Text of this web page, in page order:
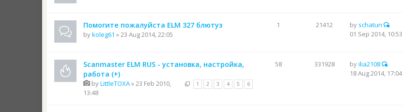
Помогите пожалуйста ELM 327 блютуз
bykoleg61 » 23 Aug 2014, 22:05
1 21412 by schatun
01 Sep 2014, 10:53
Scanmaster ELM RUS - установка, настройка,
работа (+)
1 2 3 4 5 6
byLittleTOXA» 23 Feb 2010,
13:48
58 331928 byilia2108
18 Aug 2014, 17:04